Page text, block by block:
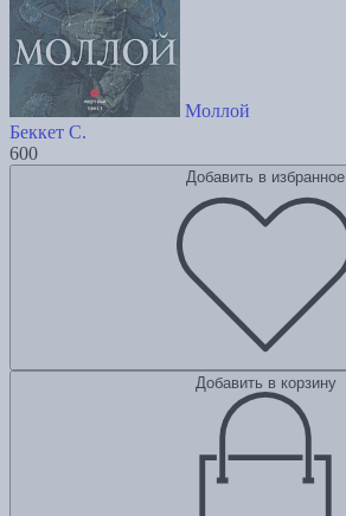
Моллой
Беккет С.
600
Добавить в избранное
Добавить в корзину